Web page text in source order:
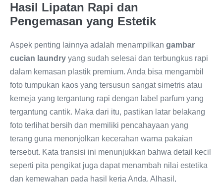
Hasil Lipatan Rapi dan
Pengemasan yang Estetik
Aspek penting lainnya adalah menampilkan gambar
cucian laundry yang sudah selesai dan terbungkus rapi
dalam kemasan plastik premium. Anda bisa mengambil
foto tumpukan kaos yang tersusun sangat simetris atau
kemeja yang tergantung rapi dengan label parfum yang
tergantung cantik. Maka dari itu, pastikan latar belakang
foto terlihat bersih dan memiliki pencahayaan yang
terang guna menonjolkan kecerahan warna pakaian
tersebut. Kata transisi ini menunjukkan bahwa detail kecil
seperti pita pengikat juga dapat menambah nilai estetika
dan kemewahan pada hasil kerja Anda. Alhasil,